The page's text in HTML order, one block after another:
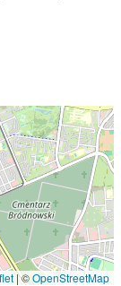
|©OpenStreetMap